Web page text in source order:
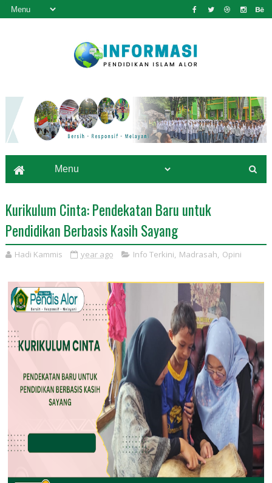
Kurikulum Cinta: Pendekatan Baru untuk
Pendidikan Berbasis Kasih Sayang
Hadi Kammis year ago Info Terkini, Madrasah, Opini